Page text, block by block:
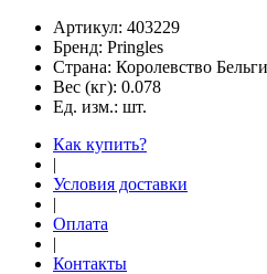
Артикул: 403229
Бренд: Pringles
Страна: Королевство
Вес (кг): 0.078
Ед. изм.: шт.
Как купить?
|
Условия доставки
|
Оплата
|
Контакты